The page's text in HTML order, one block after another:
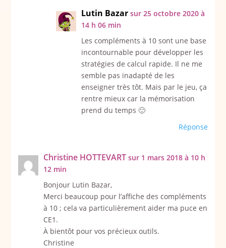
Lutin Bazar sur 25 octobre 2020 à
14 h 06 min
Les compléments à 10 sont une base
incontournable pour développer les
stratégies de calcul rapide. Il ne me
semble pas inadapté de les
enseigner très tôt. Mais par le jeu, ça
rentre mieux car la mémorisation
prend du temps 🙂
Réponse
Christine HOTTEVART sur 1 mars 2018 à 10 h
12 min
Bonjour Lutin Bazar,
Merci beaucoup pour l’affiche des compléments
à 10 ; cela va particulièrement aider ma puce en
CE1.
À bientôt pour vos précieux outils.
Christine